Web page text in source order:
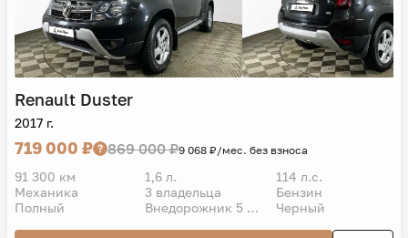
Renault Duster
2017 г.
719 000 ₽ 869 000 ₽9 068 ₽/мес. без взноса
91 300 км 1,6 л.
114 л.с.
Механика
3 владельца
Бензин
Полный
Внедорожник 5 дв. Черный